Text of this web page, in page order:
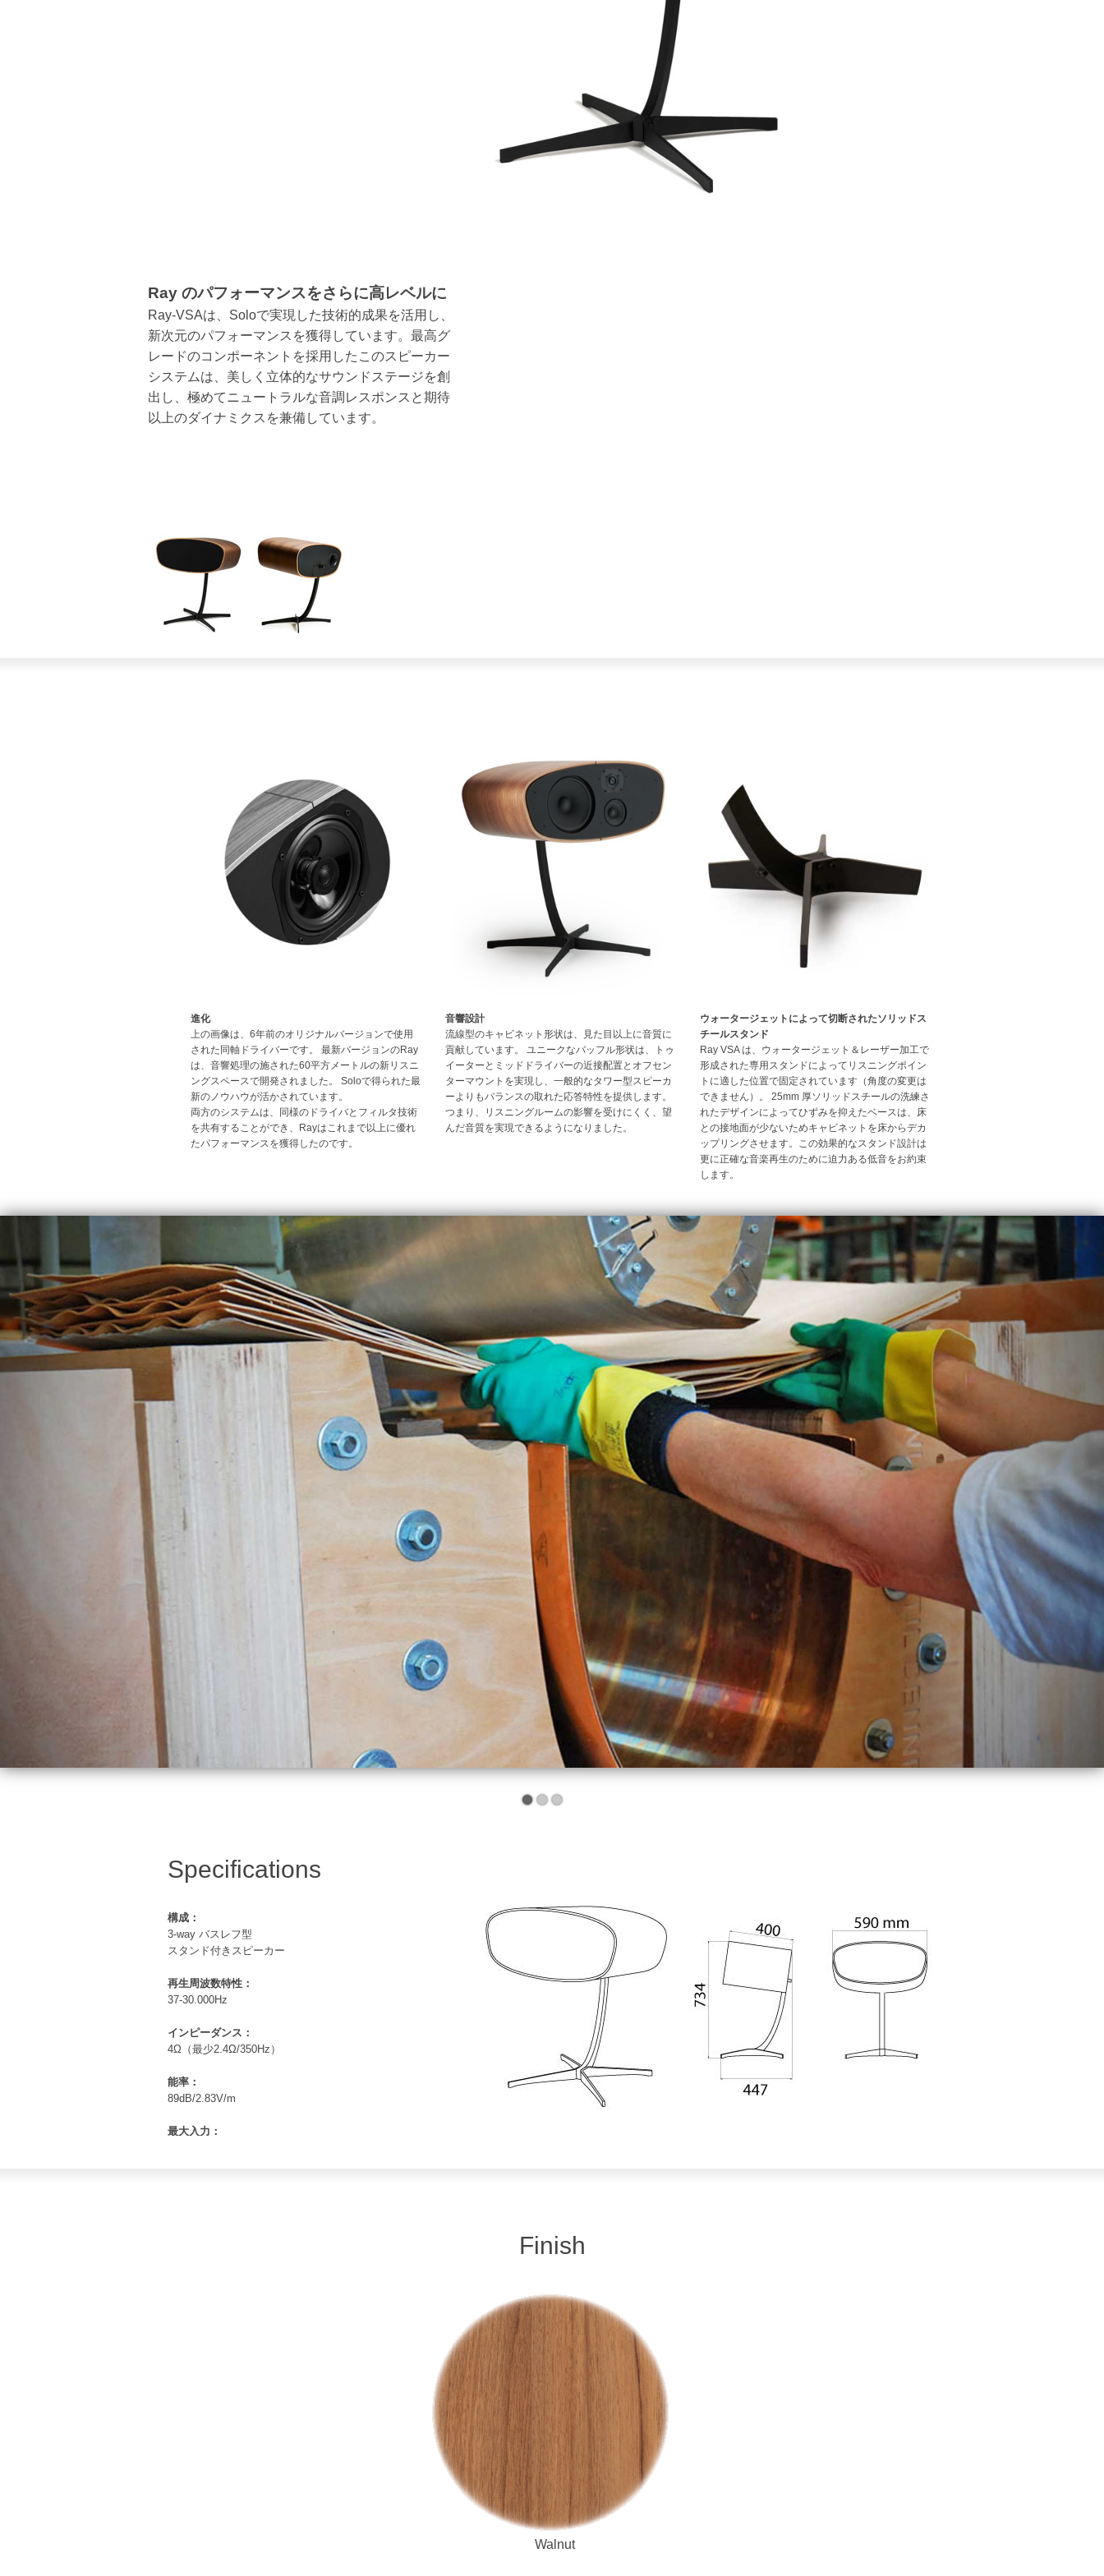
Ray のパフォーマンスをさらに高レベルに
Ray-VSAは、Soloで実現した技術的成果を活用し、
新次元のパフォーマンスを獲得しています。最高グ
レードのコンポーネントを採用したこのスピーカー
システムは、美しく立体的なサウンドステージを創
出し、極めてニュートラルな音調レスポンスと期待
以上のダイナミクスを兼備しています。
進化
上の画像は、6年前のオリジナルバージョンで使用
された同軸ドライバーです。 最新バージョンのRay
は、音響処理の施された60平方メートルの新リスニ
ングスペースで開発されました。 Soloで得られた最
新のノウハウが活かされています。
両方のシステムは、同様のドライバとフィルタ技術
を共有することができ、Rayはこれまで以上に優れ
たパフォーマンスを獲得したのです。
音響設計
流線型のキャビネット形状は、見た目以上に音質に
貢献しています。 ユニークなバッフル形状は、トゥ
イーターとミッドドライバーの近接配置とオフセン
ターマウントを実現し、一般的なタワー型スピーカ
ーよりもバランスの取れた応答特性を提供します。
つまり、リスニングルームの影響を受けにくく、望
んだ音質を実現できるようになりました。
ウォータージェットによって切断されたソリッドス
チールスタンド
Ray VSA は、ウォータージェット＆レーザー加工で
形成された専用スタンドによってリスニングポイン
トに適した位置で固定されています（角度の変更は
できません）。 25mm 厚ソリッドスチールの洗練さ
れたデザインによってひずみを抑えたベースは、床
との接地面が少ないためキャビネットを床からデカ
ップリングさせます。この効果的なスタンド設計は
更に正確な音楽再生のために迫力ある低音をお約束
します。
Specifications
構成：
3-way バスレフ型
スタンド付きスピーカー
再生周波数特性：
37-30.000Hz
インピーダンス：
4Ω（最少2.4Ω/350Hz）
能率：
89dB/2.83V/m
最大入力：
幾何学的に強化されたアルミニウムコーン、リジッドダ
Finish
Walnut